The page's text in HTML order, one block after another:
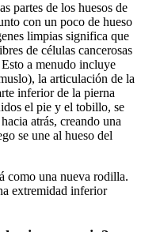
partes de los huesos de
con un poco de hueso
limpias significa que
de células cancerosas
a menudo incluye
la articulación de la
inferior de la pierna
el pie y el tobillo, se
atrás, creando una
se une al hueso del
como una nueva rodilla.
extremidad inferior